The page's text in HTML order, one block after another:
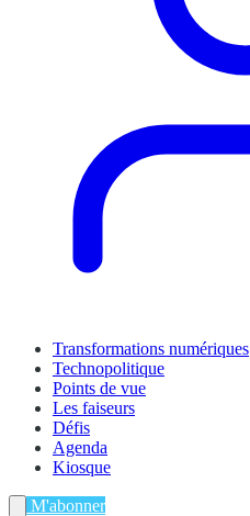
Transformations numériques
Technopolitique
Points de vue
Les faiseurs
Défis
Agenda
Kiosque
M'abonner